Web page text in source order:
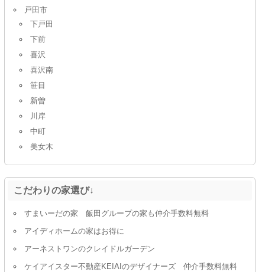
戸田市
下戸田
下前
喜沢
喜沢南
笹目
新曽
川岸
中町
美女木
こだわりの家選び↓
すまいーだの家 飯田グループの家も仲介手数料無料
アイディホームの家はお得に
アーネストワンのクレイドルガーデン
ケイアイスター不動産KEIAIのデザイナーズ 仲介手数料無料